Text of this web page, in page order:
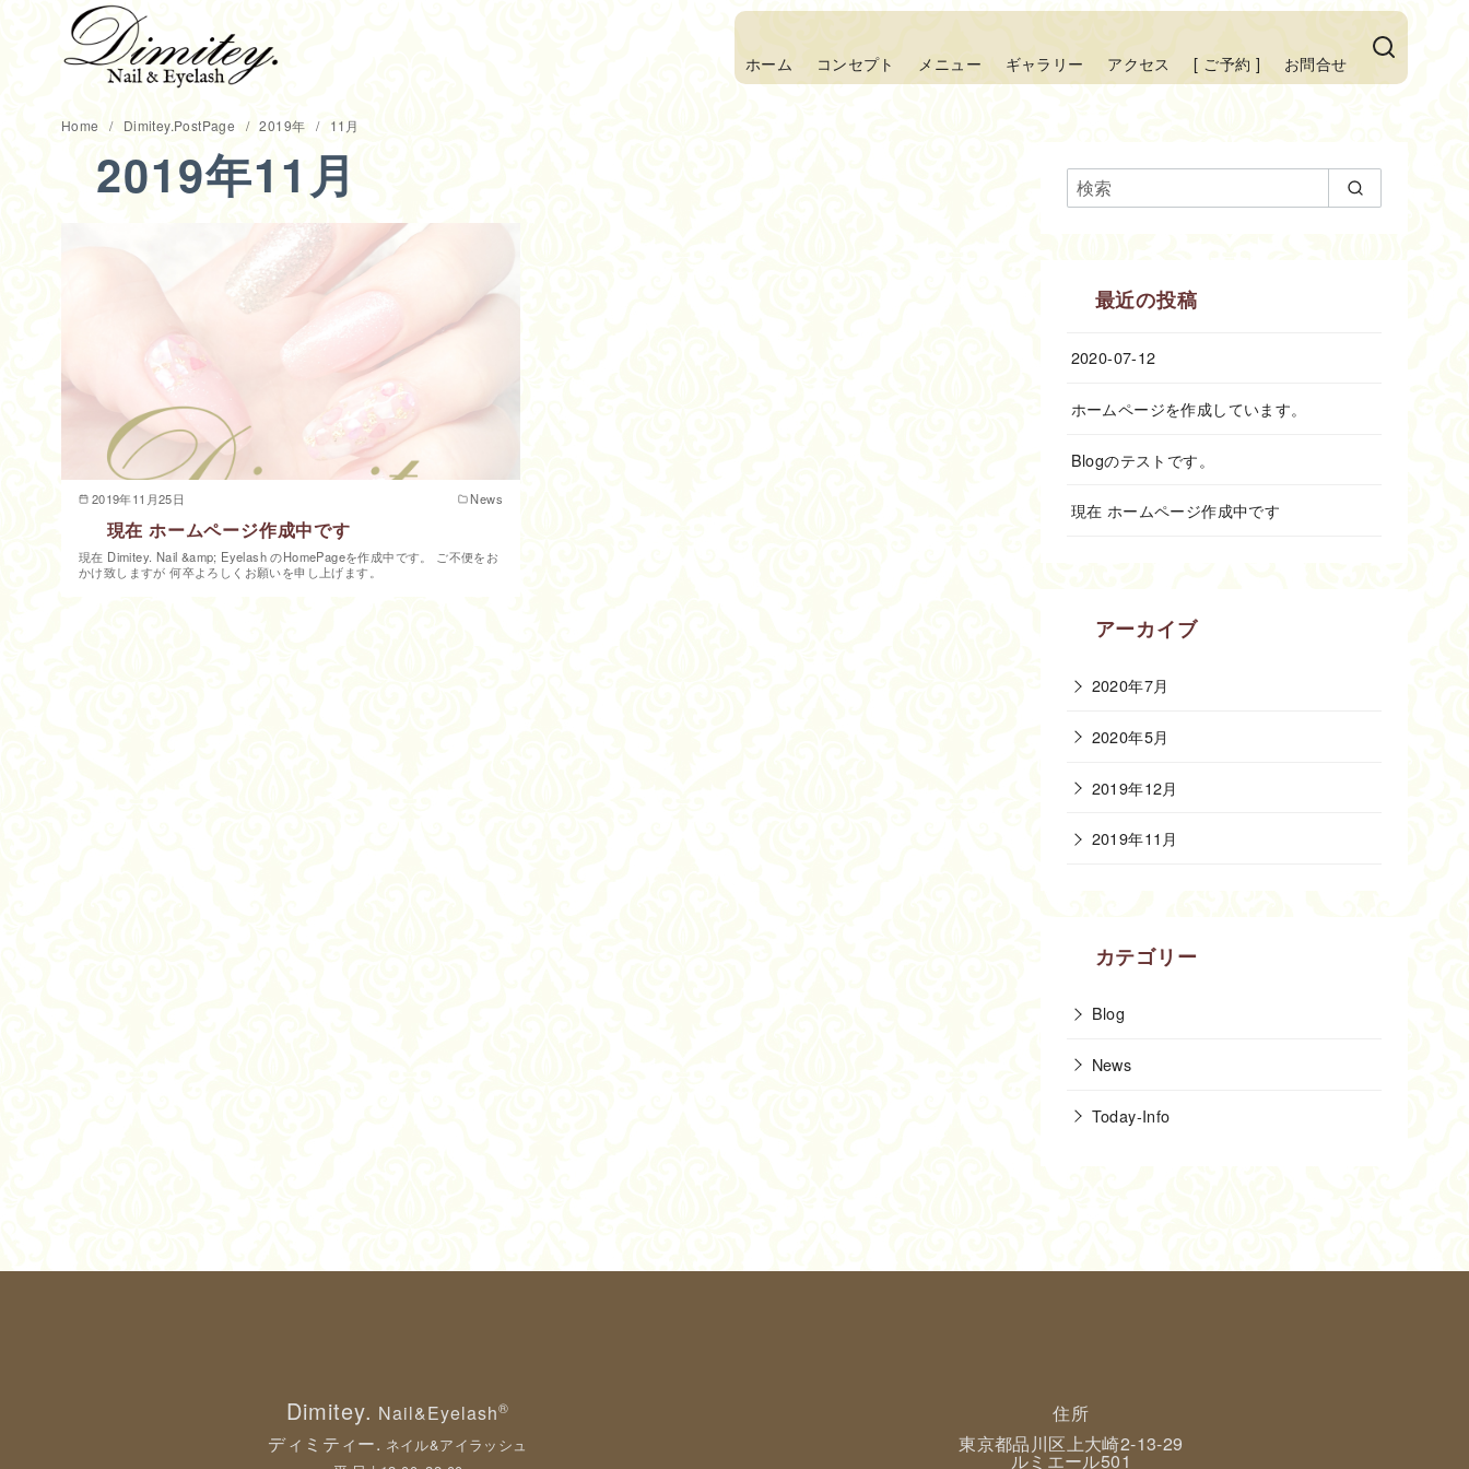
ホーム コンセプト メニュー ギャラリー アクセス [ ご予約 ] お問合せ
Home Dimitey.PostPage 2019年 11月
2019年11月
2019年11月25日 News
現在 ホームページ作成中です
現在 Dimitey. Nail &amp; Eyelash のHomePageを作成中です。 ご不便をお
かけ致しますが 何卒よろしくお願いを申し上げます。
最近の投稿
2020-07-12
ホームページを作成しています。
Blogのテストです。
現在 ホームページ作成中です
アーカイブ
2020年7月
2020年5月
2019年12月
2019年11月
カテゴリー
Blog
News
Today-Info
Dimitey. Nail&Eyelash®
ディミティー. ネイル&アイラッシュ
住所
東京都品川区上大崎2-13-29
ルミエール501